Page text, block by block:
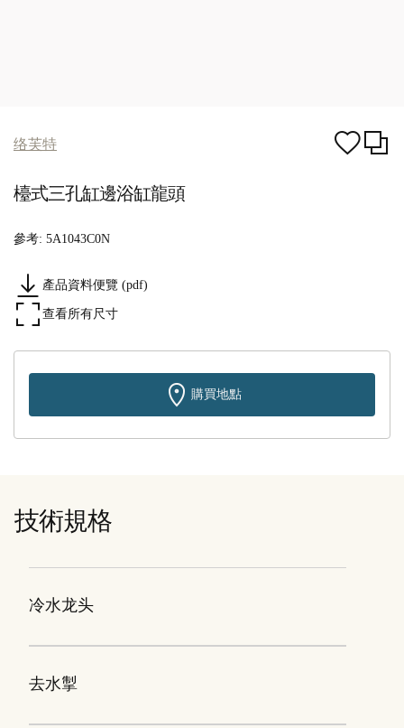
络芙特
檯式三孔缸邊浴缸龍頭
參考: 5A1043C0N
產品資料便覽 (pdf)
查看所有尺寸
購買地點
技術規格
冷水龙头
去水掣